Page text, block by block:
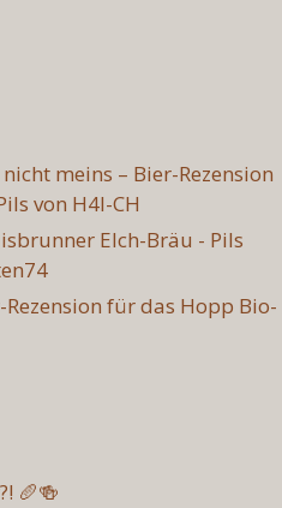
meins – Bier-Rezension
von H4l-CH
Elch-Bräu - Pils
für das Hopp Bio-
🥖🍻